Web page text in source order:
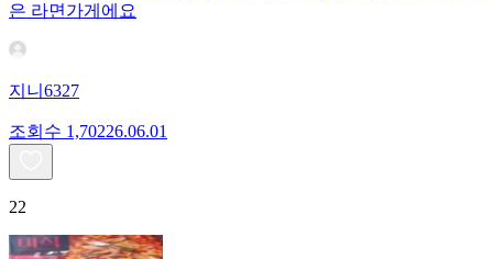
은 라면가게에요
지니6327
조회수 1,70226.06.01
22